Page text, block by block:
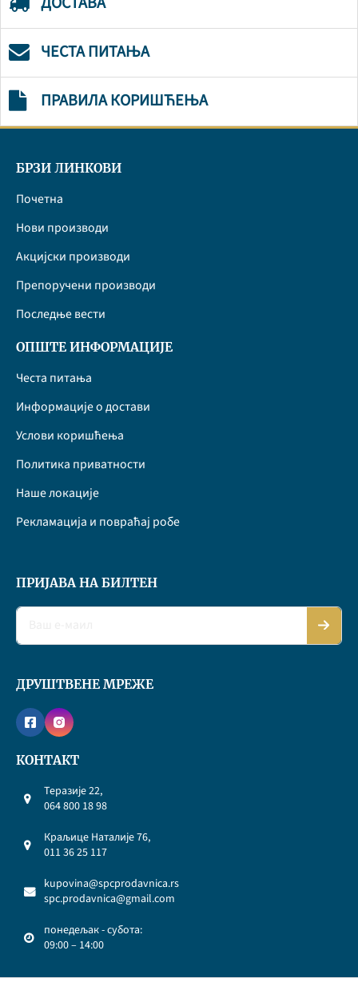
ЧЕСТА ПИТАЊА
ПРАВИЛА КОРИШЋЕЊА
БРЗИ ЛИНКОВИ
Почетна
Нови производи
Акцијски производи
Препоручени производи
Последње вести
ОПШТЕ ИНФОРМАЦИЈЕ
Честа питања
Информације о достави
Услови коришћења
Политика приватности
Наше локације
Рекламација и повраћај робе
ПРИЈАВА НА БИЛТЕН
ДРУШТВЕНЕ МРЕЖЕ
КОНТАКТ
Теразије 22,
064 800 18 98
Краљице Наталије 76,
011 36 25 117
kupovina@spcprodavnica.rs
spc.prodavnica@gmail.com
понедељак - субота:
09:00 – 14:00